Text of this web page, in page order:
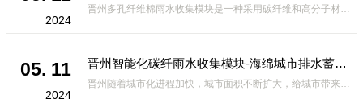
2024
晋州多孔纤维棉雨水收集模块是一种采用碳纤维和高分子材料复合而成的新型材料。它拥有高度多孔的结构，能够有效吸收和储存雨水，同时利用其独特的导流设计，将雨水迅速排出，有效防止城市内涝的发生。此外，该材料还具有
05. 11
2024
晋州智能化碳纤雨水收集模块-海绵城市排水蓄水系统的优选项
晋州随着城市化进程加快，城市面积不断扩大，给城市带来的问题也随之增加。其中之一就是水资源的短缺。雨水收集是一种解决城市水资源短缺的有效途径。在雨水收集技术中，智能化碳纤雨水收集模块的出现，为解决城市水资源